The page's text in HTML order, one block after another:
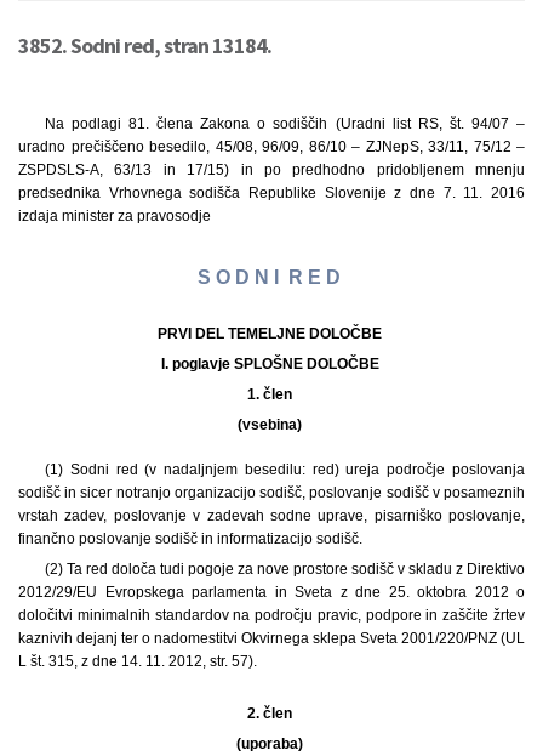
3852. Sodni red, stran 13184.
Na podlagi 81. člena Zakona o sodiščih (Uradni list RS, št. 94/07 –
uradno prečiščeno besedilo, 45/08, 96/09, 86/10 – ZJNepS, 33/11, 75/12 –
ZSPDSLS-A, 63/13 in 17/15) in po predhodno pridobljenem mnenju
predsednika Vrhovnega sodišča Republike Slovenije z dne 7. 11. 2016
izdaja minister za pravosodje
S O D N I R E D
PRVI DEL TEMELJNE DOLOČBE
I. poglavje SPLOŠNE DOLOČBE
1. člen
(vsebina)
(1) Sodni red (v nadaljnjem besedilu: red) ureja področje poslovanja
sodišč in sicer notranjo organizacijo sodišč, poslovanje sodišč v posameznih
vrstah zadev, poslovanje v zadevah sodne uprave, pisarniško poslovanje,
finančno poslovanje sodišč in informatizacijo sodišč.
(2) Ta red določa tudi pogoje za nove prostore sodišč v skladu z Direktivo
2012/29/EU Evropskega parlamenta in Sveta z dne 25. oktobra 2012 o
določitvi minimalnih standardov na področju pravic, podpore in zaščite žrtev
kaznivih dejanj ter o nadomestitvi Okvirnega sklepa Sveta 2001/220/PNZ (UL
L št. 315, z dne 14. 11. 2012, str. 57).
2. člen
(uporaba)